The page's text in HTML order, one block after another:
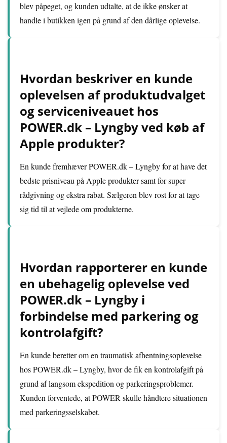
blev påpeget, og kunden udtalte, at de ikke ønsker at
handle i butikken igen på grund af den dårlige oplevelse.
Hvordan beskriver en kunde
oplevelsen af produktudvalget
og serviceniveauet hos
POWER.dk – Lyngby ved køb af
Apple produkter?
En kunde fremhæver POWER.dk – Lyngby for at have det
bedste prisniveau på Apple produkter samt for super
rådgivning og ekstra rabat. Sælgeren blev rost for at tage
sig tid til at vejlede om produkterne.
Hvordan rapporterer en kunde
en ubehagelig oplevelse ved
POWER.dk – Lyngby i
forbindelse med parkering og
kontrolafgift?
En kunde beretter om en traumatisk afhentningsoplevelse
hos POWER.dk – Lyngby, hvor de fik en kontrolafgift på
grund af langsom ekspedition og parkeringsproblemer.
Kunden forventede, at POWER skulle håndtere situationen
med parkeringsselskabet.